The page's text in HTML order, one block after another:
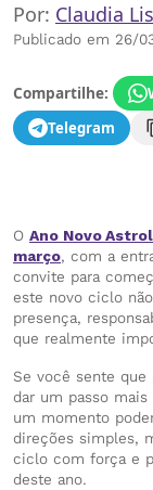
Por: Claudia
Publicado em 26/
Compartilhe:
Telegram
O Ano Novo
março, com a
convite para
este novo ciclo
presença,
que realmente
Se você sente que
dar um passo
um momento
direções simples,
ciclo com força e
deste ano.